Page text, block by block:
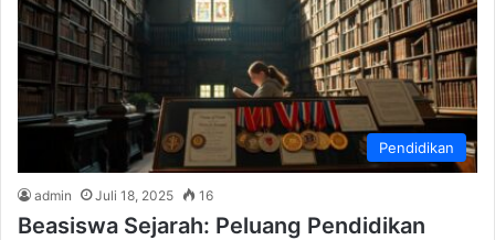
Pendidikan
admin Juli 18, 2025 16
Beasiswa Sejarah: Peluang Pendidikan